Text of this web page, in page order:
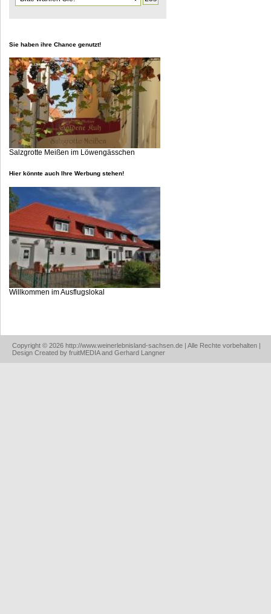
Sie haben ihre Chance genutzt!
Salzgrotte Meißen im Löwengässchen
Hier könnte auch Ihre Werbung stehen!
Willkommen im Ausflugslokal
Copyright © 2026 http://www.weinerlebnisland-sachsen.de | Alle Rechte vorbehalten |
Design Created by fruitMEDIA and Gerhard Langner